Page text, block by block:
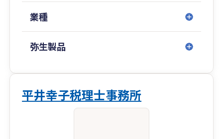
業種
弥生製品
平井幸子税理士事務所